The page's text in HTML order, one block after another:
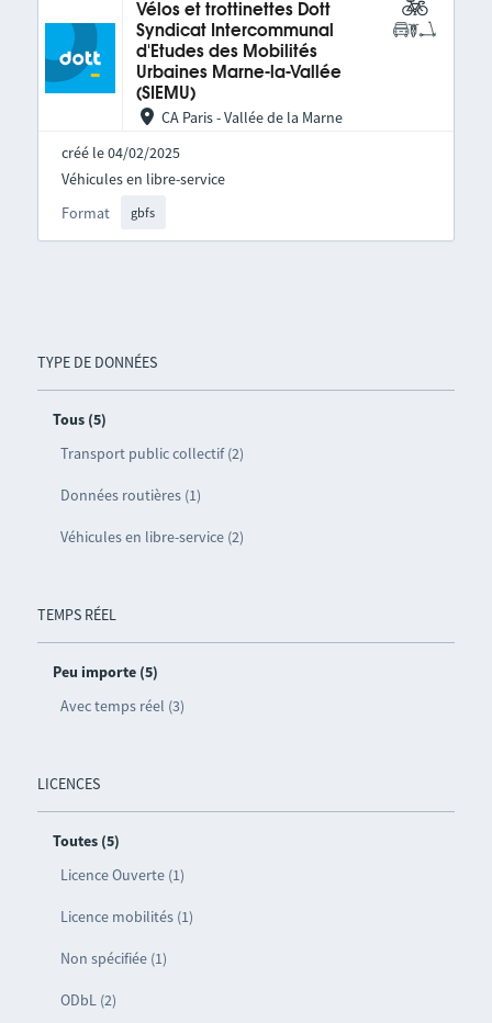
TYPE DE DONNÉES
Tous (5)
Transport public collectif (2)
Données routières (1)
Véhicules en libre-service (2)
TEMPS RÉEL
Peu importe (5)
Avec temps réel (3)
LICENCES
Toutes (5)
Licence Ouverte (1)
Licence mobilités (1)
Non spécifiée (1)
ODbL (2)
Vélos et trottinettes Dott
Syndicat Intercommunal
d'Etudes des Mobilités
Urbaines Marne-la-Vallée
(SIEMU)
CA Paris - Vallée de la Marne
créé le 04/02/2025
Format gbfs
Véhicules en libre-service